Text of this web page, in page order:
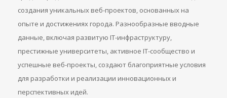
создания уникальных веб-проектов, основанных на
опыте и достижениях города. Разнообразные вводные
данные, включая развитую IT-инфраструктуру,
престижные университеты, активное IT-сообщество и
успешные веб-проекты, создают благоприятные условия
для разработки и реализации инновационных и
перспективных идей.